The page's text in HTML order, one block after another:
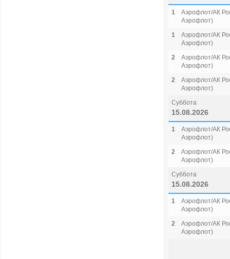
1
Аэрофлот/АК
Аэрофлот)
1
Аэрофлот/АК
Аэрофлот)
2
Аэрофлот/АК
Аэрофлот)
2
Аэрофлот/АК
Аэрофлот)
Суббота
15.08.2026
1
Аэрофлот/АК
Аэрофлот)
2
Аэрофлот/АК
Аэрофлот)
Суббота
15.08.2026
1
Аэрофлот/АК
Аэрофлот)
2
Аэрофлот/АК
Аэрофлот)